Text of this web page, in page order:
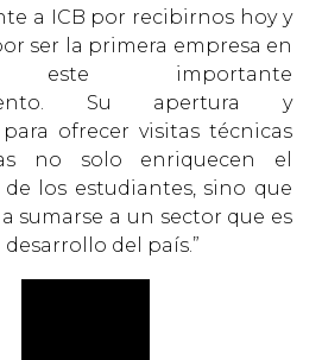
a ICB por recibirnos hoy y
ser la primera empresa en
este importante
Su apertura y
ofrecer visitas técnicas
no solo enriquecen el
los estudiantes, sino que
sumarse a un sector que es
desarrollo del país.”